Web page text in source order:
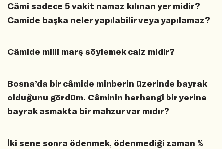
Câmi sadece 5 vakit namaz kılınan yer midir?
Camide başka neler yapılabilir veya yapılamaz?
Câmide millî marş söylemek caiz midir?
Bosna’da bir câmide minberin üzerinde bayrak
olduğunu gördüm. Câminin herhangi bir yerine
bayrak asmakta bir mahzur var mıdır?
İki sene sonra ödenmek, ödenmediği zaman %